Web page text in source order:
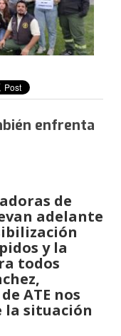
enfrenta
de
adelante
y la
todos
ATE nos
la situación